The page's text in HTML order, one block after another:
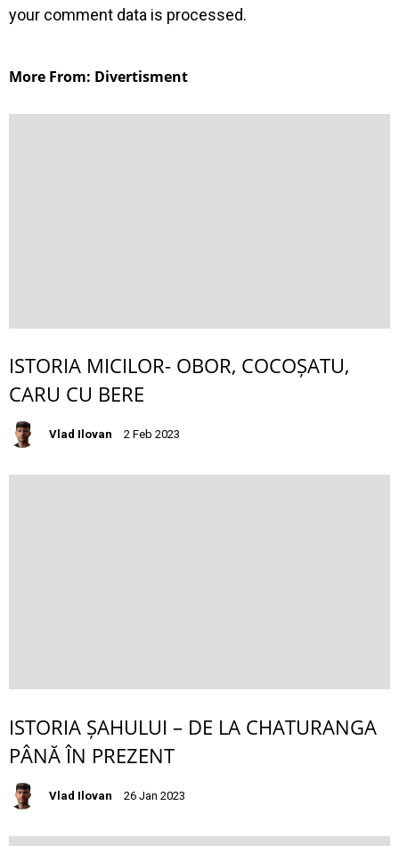
your comment data is processed.
More From: Divertisment
ISTORIA MICILOR- OBOR, COCOȘATU,
CARU CU BERE
Vlad Ilovan 2 Feb 2023
ISTORIA ȘAHULUI – DE LA CHATURANGA
PÂNĂ ÎN PREZENT
Vlad Ilovan 26 Jan 2023